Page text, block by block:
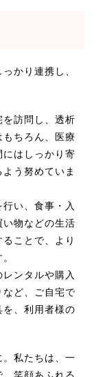
かり連携し、
訪問し、透析
ちろん、医療
はしっかり寄
う努めていま
い、食事・入
物などの生活
ことで、より
ンタルや購入
など、ご自宅で
、利用者様の
私たちは、一